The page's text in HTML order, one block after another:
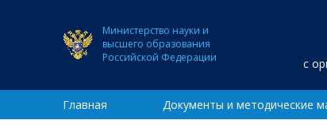
Министерство науки и
высшего образования
Российской Федерации
с
Главная Документы и методические